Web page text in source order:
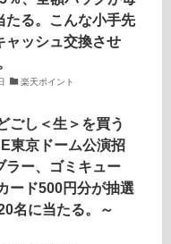
たる。こんな小手先
ャッシュ交換させ
楽天ポイント
ごし＜生＞を買う
東京ドーム公演招
ラー、ゴミキュー
ード500円分が抽選
名に当たる。～